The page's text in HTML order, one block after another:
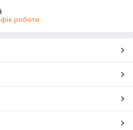
роботи